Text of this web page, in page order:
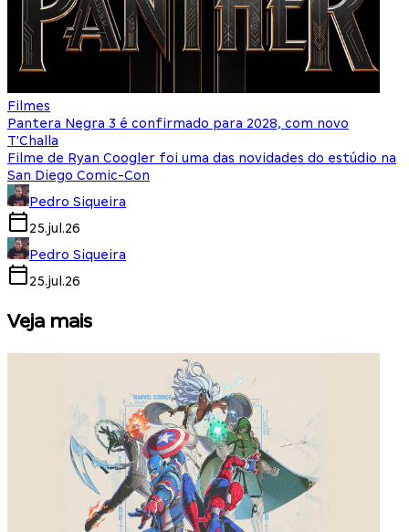
Filmes
Pantera Negra 3 é confirmado para 2028, com novo
T'Challa
Filme de Ryan Coogler foi uma das novidades do estúdio na
San Diego Comic-Con
Pedro Siqueira
25.jul.26
Pedro Siqueira
25.jul.26
Veja mais